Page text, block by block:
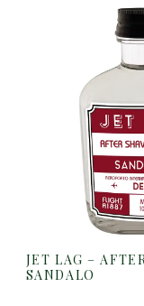
JET LAG –
SANDALO